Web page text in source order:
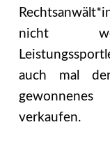
nicht
auch mal
verkaufen.